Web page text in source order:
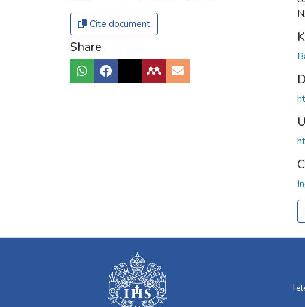
Cite document
Share